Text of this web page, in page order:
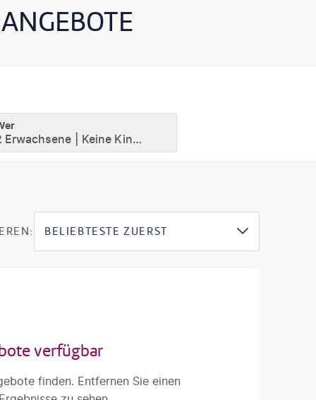
Erwachsene Keine Kinder
BELIEBTESTE ZUERST
verfügbar
finden. Entfernen Sie einen